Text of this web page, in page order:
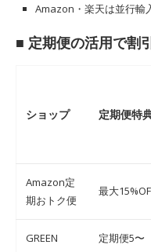
Amazon・楽天は並行輸
■ 定期便の活用で割
ショップ 定期便特
Amazon定
期おトク便
最大
GREEN
定期便5〜